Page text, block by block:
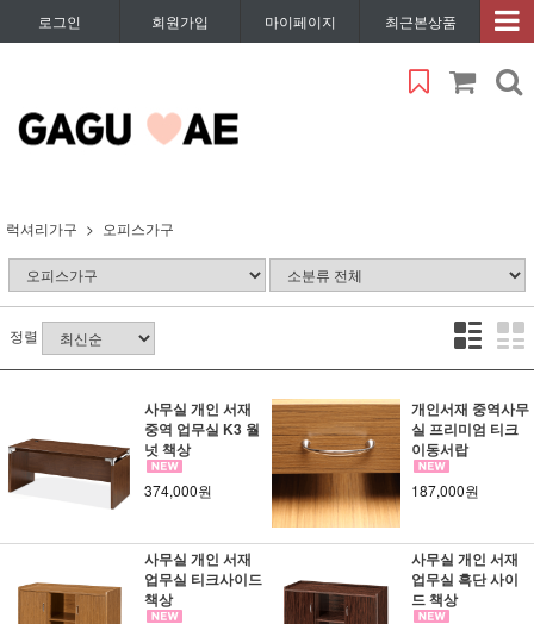
로그인 회원가입 마이페이지 최근본상품
럭셔리가구 오피스가구
정렬
사무실 개인 서재
중역 업무실 K3 월
넛 책상
374,000원
개인서재 중역사무
실 프리미엄 티크
이동서랍
187,000원
사무실 개인 서재
업무실 티크사이드
책상
사무실 개인 서재
업무실 흑단 사이
드 책상